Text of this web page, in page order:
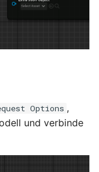
Options ,
und verbinde